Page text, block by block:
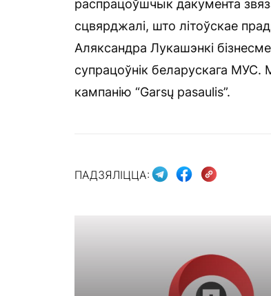
распрацоўшчык дакумента
сцвярджалі, што літоўскае
Аляксандра Лукашэнкі
супрацоўнік беларускага МУС.
кампанію “Garsų pasaulis”.
ПАДЗЯЛІЦЦА: